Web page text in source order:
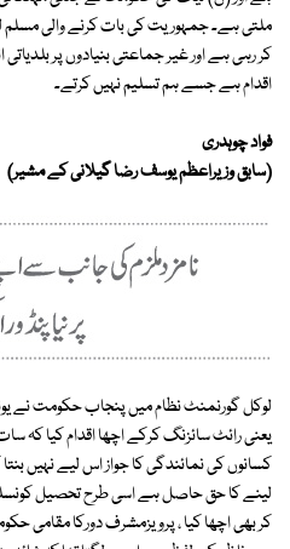
ملتی ہے۔ جمہوریت کی بات کرنے والی
کر رہی ہے اور غیر جماعتی بنیادوں پر
اقدام ہے جسے ہم تسلیم نہیں کرتے۔
فواد چوہدری
(سابق وزیراعظم یوسف رضا گیلانی کے مشیر)
لوکل گورنمنٹ نظام میں پنجاب حکومت نے
یعنی رائٹ سائزنگ کرکے اچھا اقدام کیا کہ
کسانوں کی نمائندگی کا جواز اس لیے نہیں
لینے کا حق حاصل ہے اسی طرح تحصیل
کر بھی اچھا کیا ، پرویزمشرف دورکا مقامی